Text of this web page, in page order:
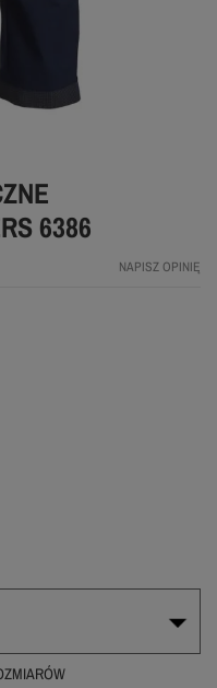
6386
NAPISZ OPINIĘ